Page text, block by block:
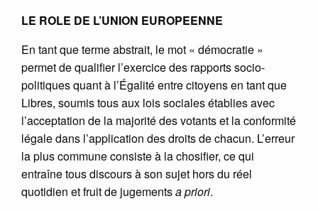
LE ROLE DE L’UNION EUROPEENNE
En tant que terme abstrait, le mot « démocratie »
permet de qualifier l’exercice des rapports socio-
politiques quant à l’Égalité entre citoyens en tant que
Libres, soumis tous aux lois sociales établies avec
l’acceptation de la majorité des votants et la conformité
légale dans l’application des droits de chacun. L’erreur
la plus commune consiste à la chosifier, ce qui
entraîne tous discours à son sujet hors du réel
quotidien et fruit de jugementsa priori.